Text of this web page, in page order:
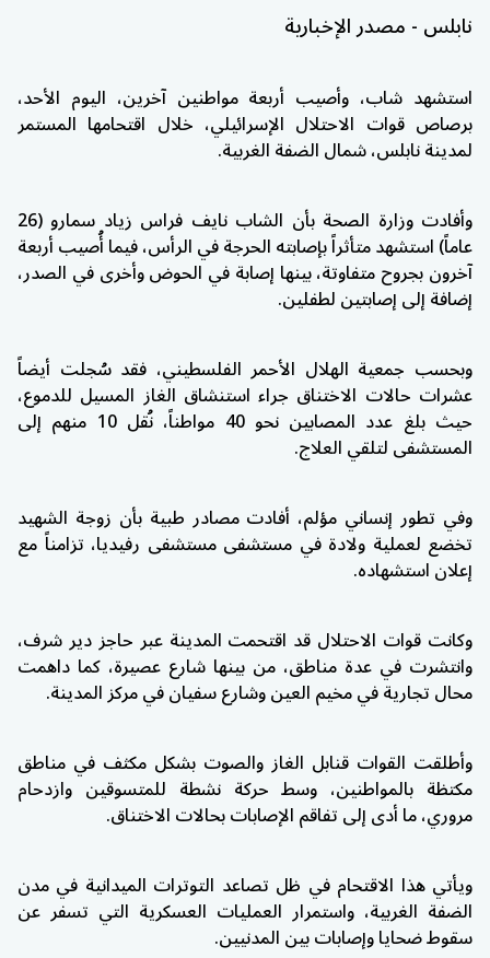
نابلس - مصدر الإخبارية
استشهد شاب، وأصيب أربعة مواطنين آخرين، اليوم الأحد،
برصاص قوات الاحتلال الإسرائيلي، خلال اقتحامها المستمر
لمدينةنابلس، شمال الضفة الغربية.
وأفادت وزارة الصحة بأن الشاب نايف فراس زياد سمارو (26
عاماً) استشهد متأثراً بإصابته الحرجة في الرأس، فيما أُصيب أربعة
آخرون بجروح متفاوتة، بينها إصابة في الحوض وأخرى في الصدر،
إضافة إلى إصابتين لطفلين.
وبحسب جمعية الهلال الأحمر الفلسطيني، فقد سُجلت أيضاً
عشرات حالات الاختناق جراء استنشاق الغاز المسيل للدموع،
حيث بلغ عدد المصابين نحو 40 مواطناً، نُقل 10 منهم إلى
المستشفى لتلقي العلاج.
وفي تطور إنساني مؤلم، أفادت مصادر طبية بأن زوجة الشهيد
تخضع لعملية ولادة في مستشفى مستشفى رفيديا، تزامناً مع
إعلان استشهاده.
وكانت قوات الاحتلال قد اقتحمت المدينة عبر حاجز دير شرف،
وانتشرت في عدة مناطق، من بينها شارع عصيرة، كما داهمت
محال تجارية فيمخيم العينوشارع سفيان في مركز المدينة.
وأطلقت القوات قنابل الغاز والصوت بشكل مكثف في مناطق
مكتظة بالمواطنين، وسط حركة نشطة للمتسوقين وازدحام
مروري، ما أدى إلى تفاقم الإصابات بحالات الاختناق.
ويأتي هذا الاقتحام في ظل تصاعد التوترات الميدانية في مدن
الضفة الغربية، واستمرار العمليات العسكرية التي تسفر عن
سقوط ضحايا وإصابات بين المدنيين.